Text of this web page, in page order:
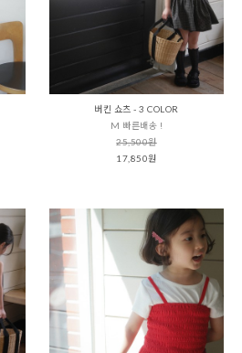
버킨 쇼츠 - 3 COLOR
M 빠른배송 !
25,500원
17,850원